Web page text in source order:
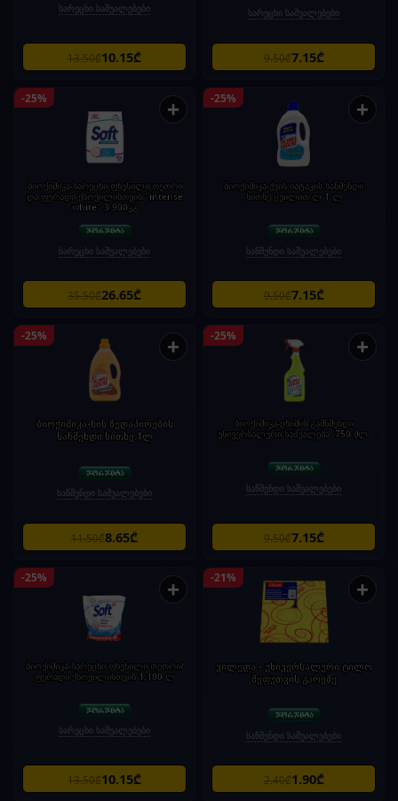
სარეცხი საშუალებები
13.50₾10.15₾
სარეცხი საშუალებები
9.50₾7.15₾
-25% +
ბიოქიმიკა-სარეცხი ფხვნილი თეთრი
და ფერადი ქსოვილისთვის "intense
white" 3.900კგ
სარეცხი საშუალებები
35.50₾26.65₾
-25% +
ბიოქიმიკა-ქვის იატაკის საწმენდი
სითხე ცვილით.ლ 1 ლ
საწმენდი საშუალებები
9.50₾7.15₾
-25% +
ბიოქიმიკა-ხის ზედაპირების
საწმენდი სითხე.1ლ
საწმენდი საშუალებები
11.50₾8.65₾
-25% +
ბიოქიმიკა-ცხიმის გამწმენდი
უნივერსალური საშუალება. 750 მლ.
საწმენდი საშუალებები
9.50₾7.15₾
-25% +
ბიოქიმიკა-სარეცხი ფხვნილი თეთრი/
ფერადი ქსოვილისთვის 1,100 ლ
სარეცხი საშუალებები
13.50₾10.15₾
-21% +
ვილედა - უნივერსალური ტილო
შეფუთვის გარეშე
საწმენდი საშუალებები
2.40₾1.90₾